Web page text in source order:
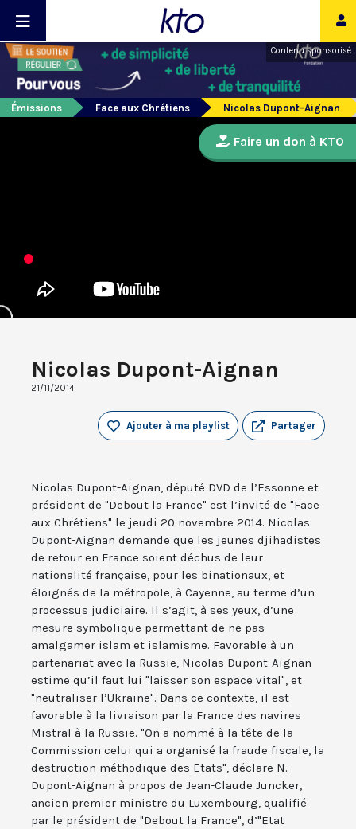
Contenu sponsorisé
Émissions Face aux Chrétiens Nicolas Dupont-Aignan
Nicolas Dupont-Aignan
21/11/2014
Partager
Ajouter à ma playlist
Nicolas Dupont-Aignan, député DVD de l’Essonne et
président de "Debout la France" est l’invité de "Face
aux Chrétiens" le jeudi 20 novembre 2014. Nicolas
Dupont-Aignan demande que les jeunes djihadistes
de retour en France soient déchus de leur
nationalité française, pour les binationaux, et
éloignés de la métropole, à Cayenne, au terme d’un
processus judiciaire. Il s’agit, à ses yeux, d’une
mesure symbolique permettant de ne pas
amalgamer islam et islamisme. Favorable à un
partenariat avec la Russie, Nicolas Dupont-Aignan
estime qu’il faut lui "laisser son espace vital", et
"neutraliser l’Ukraine". Dans ce contexte, il est
favorable à la livraison par la France des navires
Mistral à la Russie. "On a nommé à la tête de la
Commission celui qui a organisé la fraude fiscale, la
destruction méthodique des Etats", déclare N.
Dupont-Aignan à propos de Jean-Claude Juncker,
ancien premier ministre du Luxembourg, qualifié
par le président de "Debout la France", d’"Etat
Faire un don à KTO